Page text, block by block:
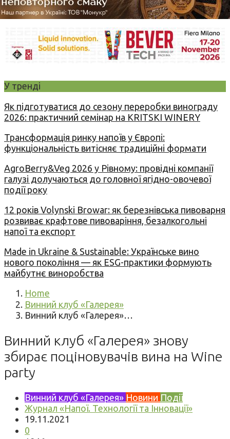
У тренді
Як підготуватися до сезону переробки винограду
2026: практичний семінар на KRITSKI WINERY
Трансформація ринку напоїв у Європі:
функціональність витісняє традиційні формати
AgroBerry&Veg 2026 у Рівному: провідні компанії
галузі долучаються до головної ягідно-овочевої
події року
12 років Volynski Browar: як березнівська пивоварня
розвиває крафтове пивоваріння, безалкогольні
напої та експорт
Made in Ukraine & Sustainable: Українське вино
нового покоління — як ESG-практики формують
майбутнє виноробства
Home
Винний клуб «Галерея»
Винний клуб «Галерея»…
Винний клуб «Галерея» знову
збирає поціновувачів вина на Wine
party
Винний клуб «Галерея» Новини Події
Журнал «Напої. Технології та Інновації»
19.11.2021
0